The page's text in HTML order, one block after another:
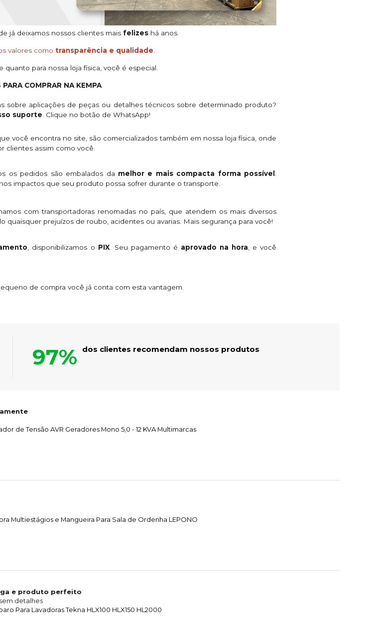
já deixamos nossos clientes mais felizeshá anos.
valores como transparência e qualidade
para nossa loja física, você é especial.
COMPRAR NA KEMPA
sobre aplicações de peças ou detalhes técnicos sobre determinado produto?
suporte . Clique no botão de WhatsApp!
você encontra no site, são comercializados também em nossa loja física, onde
clientes assim como você.
os pedidos são embalados da melhor e mais compacta forma possível
impactos que seu produto possa sofrer durante o transporte.
com transportadoras renomadas no país, que atendem os mais diversos
quaisquer prejuízos de roubo, acidentes ou avarias. Mais segurança para você!
, disponibilizamos o PIX . Seu pagamento é aprovado na hora , e você
de compra você já conta com esta vantagem.
97% dos clientes recomendam nossos produtos
de Tensão AVR Geradores Mono 5,0 - 12 KVA Multimarcas
Multiestágios e Mangueira Para Sala de Ordenha LEPONO
e produto perfeito
detalhes
Para Lavadoras Tekna HLX100 HLX150 HL2000